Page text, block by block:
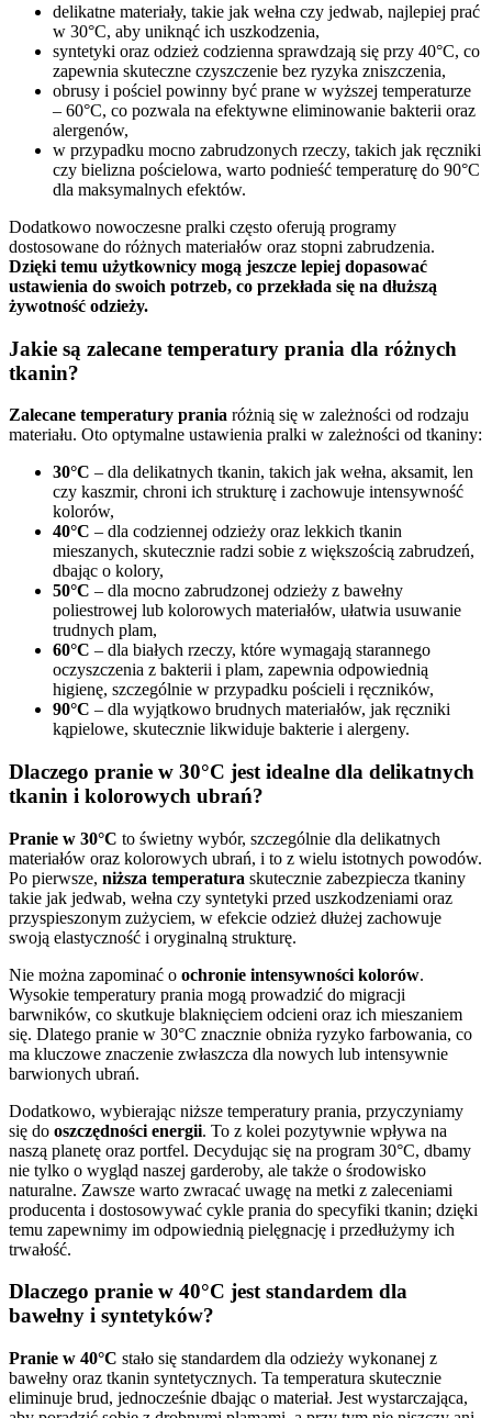
delikatne materiały, takie jak wełna czy jedwab, najlepiej prać
w 30°C, aby uniknąć ich uszkodzenia,
syntetyki oraz odzież codzienna sprawdzają się przy 40°C, co
zapewnia skuteczne czyszczenie bez ryzyka zniszczenia,
obrusy i pościel powinny być prane w wyższej temperaturze
– 60°C, co pozwala na efektywne eliminowanie bakterii oraz
alergenów,
w przypadku mocno zabrudzonych rzeczy, takich jak ręczniki
czy bielizna pościelowa, warto podnieść temperaturę do 90°C
dla maksymalnych efektów.
Dodatkowo nowoczesne pralki często oferują programy
dostosowane do różnych materiałów oraz stopni zabrudzenia.
Dzięki temu użytkownicy mogą jeszcze lepiej dopasować
ustawienia do swoich potrzeb, co przekłada się na dłuższą
żywotność odzieży.
Jakie są zalecane temperatury prania dla różnych
tkanin?
Zalecane temperatury prania różnią się w zależności od rodzaju
materiału. Oto optymalne ustawienia pralki w zależności od tkaniny:
30°C – dla delikatnych tkanin, takich jak wełna, aksamit, len
czy kaszmir, chroni ich strukturę i zachowuje intensywność
kolorów,
40°C – dla codziennej odzieży oraz lekkich tkanin
mieszanych, skutecznie radzi sobie z większością zabrudzeń,
dbając o kolory,
50°C – dla mocno zabrudzonej odzieży z bawełny
poliestrowej lub kolorowych materiałów, ułatwia usuwanie
trudnych plam,
60°C – dla białych rzeczy, które wymagają starannego
oczyszczenia z bakterii i plam, zapewnia odpowiednią
higienę, szczególnie w przypadku pościeli i ręczników,
90°C – dla wyjątkowo brudnych materiałów, jak ręczniki
kąpielowe, skutecznie likwiduje bakterie i alergeny.
Dlaczego pranie w 30°C jest idealne dla delikatnych
tkanin i kolorowych ubrań?
Pranie w 30°C to świetny wybór, szczególnie dla delikatnych
materiałów oraz kolorowych ubrań, i to z wielu istotnych powodów.
Po pierwsze, niższa temperatura skutecznie zabezpiecza tkaniny
takie jak jedwab, wełna czy syntetyki przed uszkodzeniami oraz
przyspieszonym zużyciem, w efekcie odzież dłużej zachowuje
swoją elastyczność i oryginalną strukturę.
Nie można zapominać o ochronie intensywności kolorów.
Wysokie temperatury prania mogą prowadzić do migracji
barwników, co skutkuje blaknięciem odcieni oraz ich mieszaniem
się. Dlatego pranie w 30°C znacznie obniża ryzyko farbowania, co
ma kluczowe znaczenie zwłaszcza dla nowych lub intensywnie
barwionych ubrań.
Dodatkowo, wybierając niższe temperatury prania, przyczyniamy
się do oszczędności energii. To z kolei pozytywnie wpływa na
naszą planetę oraz portfel. Decydując się na program 30°C, dbamy
nie tylko o wygląd naszej garderoby, ale także o środowisko
naturalne. Zawsze warto zwracać uwagę na metki z zaleceniami
producenta i dostosowywać cykle prania do specyfiki tkanin; dzięki
temu zapewnimy im odpowiednią pielęgnację i przedłużymy ich
trwałość.
Dlaczego pranie w 40°C jest standardem dla
bawełny i syntetyków?
Pranie w 40°C stało się standardem dla odzieży wykonanej z
bawełny oraz tkanin syntetycznych. Ta temperatura skutecznie
eliminuje brud, jednocześnie dbając o materiał. Jest wystarczająca,